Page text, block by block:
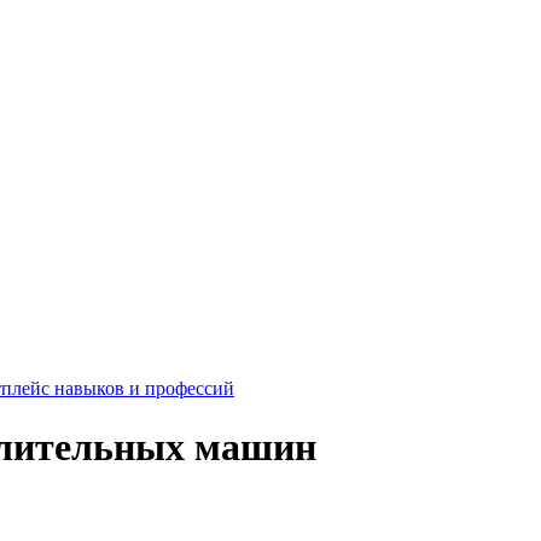
навыков и профессий
машин